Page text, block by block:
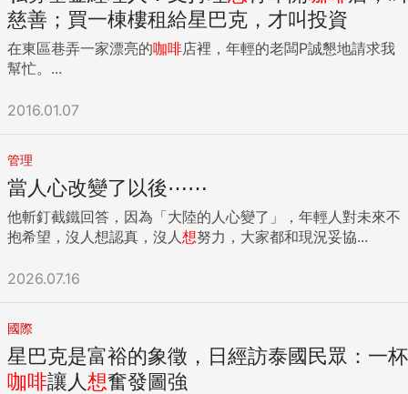
慈善；買一棟樓租給星巴克，才叫投資
在東區巷弄一家漂亮的咖啡店裡，年輕的老闆P誠懇地請求我
幫忙。...
2016.01.07
管理
當人心改變了以後⋯⋯
他斬釘截鐵回答，因為「大陸的人心變了」，年輕人對未來不
抱希望，沒人想認真，沒人 想努力，大家都和現況妥協...
2026.07.16
國際
星巴克是富裕的象徵，日經訪泰國民眾：一杯
咖啡讓人想奮發圖強